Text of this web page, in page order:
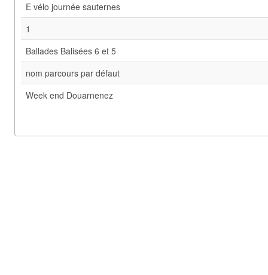
E vélo journée sauternes
1
Ballades Balisées 6 et 5
nom parcours par défaut
Week end Douarnenez